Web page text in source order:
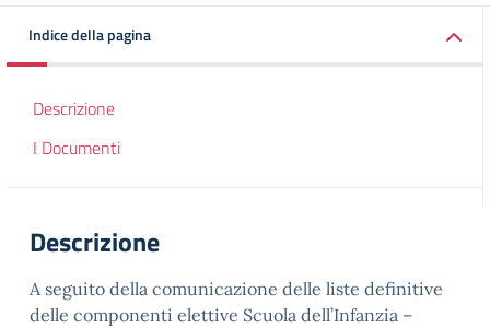
Indice della pagina
Descrizione
I Documenti
Descrizione
A seguito della comunicazione delle liste definitive
delle componenti elettive Scuola dell’Infanzia –